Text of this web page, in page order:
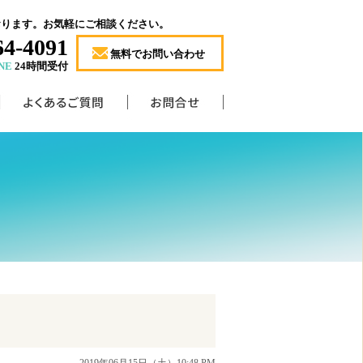
ます。お気軽にご相談ください。
4091
24時間受付
無料でお問い合わせ